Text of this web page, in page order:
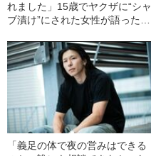
れました」15歳でヤクザに“シャ
ブ漬け”にされた女性が語った
「義足の体で夜の営みはできる